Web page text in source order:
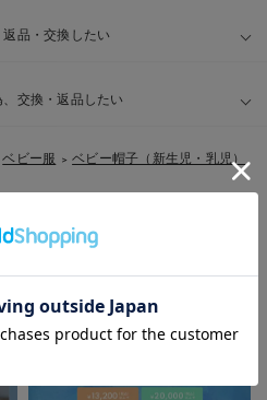
品・交換したい
交換・返品したい
商品を確認する
ベビー服 ＞ ベビー帽子（新生児・乳児）
クーポン情報